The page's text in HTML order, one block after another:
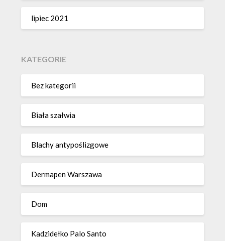
lipiec 2021
KATEGORIE
Bez kategorii
Biała szałwia
Blachy antypoślizgowe
Dermapen Warszawa
Dom
Kadzidełko Palo Santo